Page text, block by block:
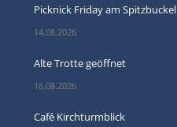
Picknick Friday am Spitzbuckel
14.08.2026
Alte Trotte geöffnet
16.08.2026
Café Kirchturmblick